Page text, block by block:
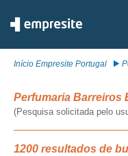
Início Empresite Portugal
Perfumaria Barreiros
(Pesquisa solicitada pelo
1200 resultados de